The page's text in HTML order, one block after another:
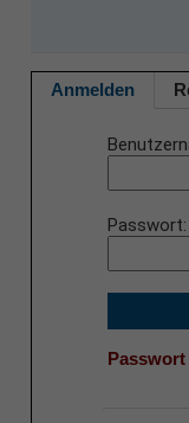
Anmelden
Passwort